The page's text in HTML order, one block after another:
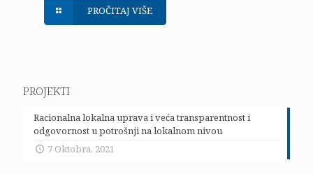
PROČITAJ VIŠE
PROJEKTI
Racionalna lokalna uprava i veća transparentnost i
odgovornost u potrošnji na lokalnom nivou
7 Oktobra, 2021